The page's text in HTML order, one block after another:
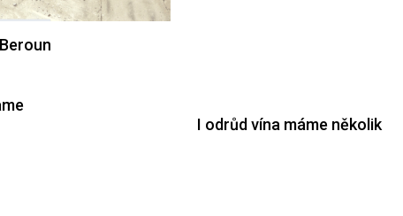
I odrůd vína máme několik